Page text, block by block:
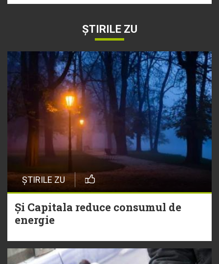
ȘTIRILE ZU
ȘTIRILE ZU
Și Capitala reduce consumul de
energie